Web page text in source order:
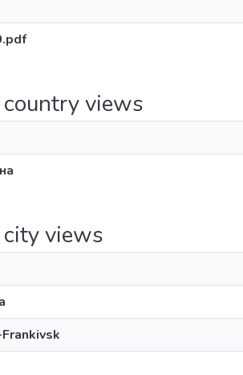
country views
city views